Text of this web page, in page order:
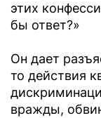
этих
бы ответ?»
Он дает
то действия
вражды,